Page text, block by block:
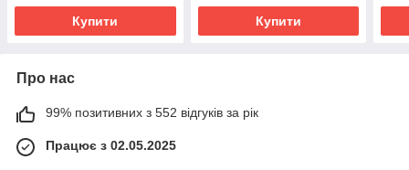
Купити Купити
Про нас
99% позитивних з 552 відгуків за рік
Працює з 02.05.2025